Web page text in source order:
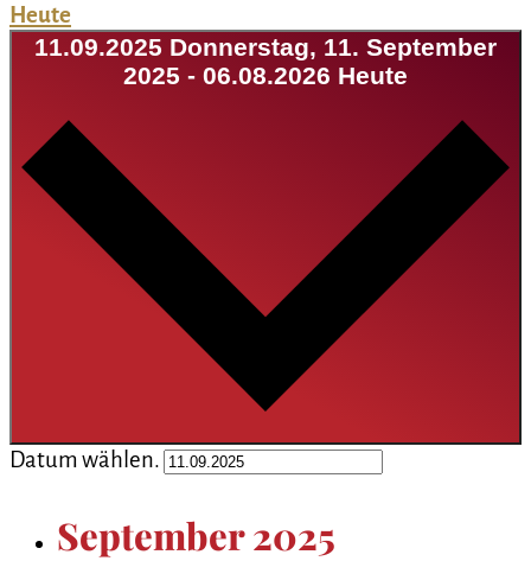
Heute
11.09.2025 Donnerstag, 11. September
2025 - 06.08.2026 Heute
Datum wählen.
September 2025